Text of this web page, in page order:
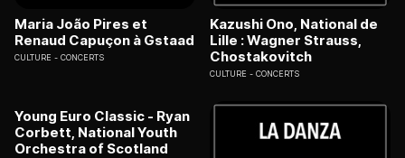
Maria João Pires et
Renaud Capuçon à Gstaad
CULTURE CONCERTS
Kazushi Ono, National de
Lille : Wagner Strauss,
Chostakovitch
CULTURE CONCERTS
Young Euro Classic - Ryan
Corbett, National Youth
Orchestra of Scotland